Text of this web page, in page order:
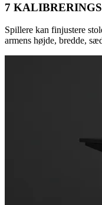
7
Spillere kan finjustere
armens højde, bredde,